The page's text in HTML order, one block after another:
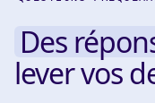
Des
lever vos